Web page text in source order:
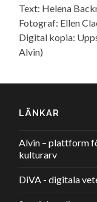
Text: Helena
Fotograf: Ellen
Digital kopia:
Alvin)
LÄNKAR
Alvin – plattform
kulturarv
DiVA - digitala